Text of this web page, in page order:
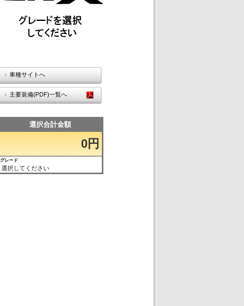
車種サイトへ
主要装備(PDF)一覧へ
選択合計金額
0円
グレード
選択してください